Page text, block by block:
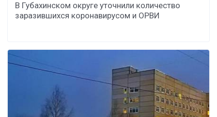
В Губахинском округе уточнили количество
заразившихся коронавирусом и ОРВИ